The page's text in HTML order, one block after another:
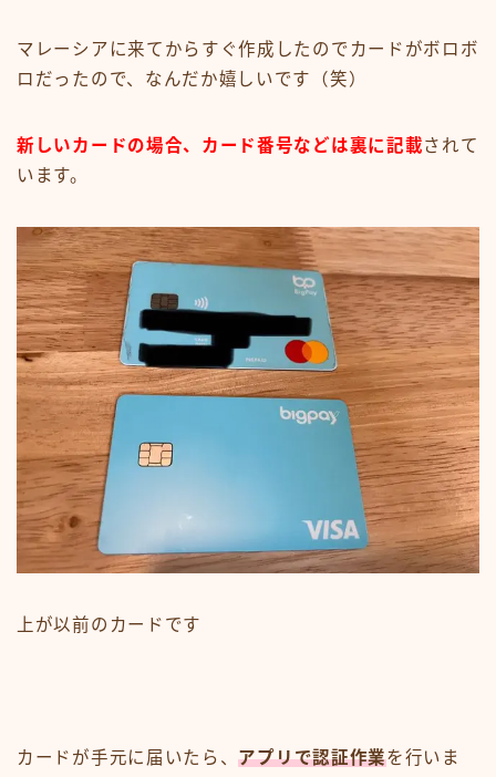
マレーシアに来てからすぐ作成したのでカードがボロボ
ロだったので、なんだか嬉しいです（笑）
新しいカードの場合、カード番号などは裏に記載されて
います。
上が以前のカードです
カードが手元に届いたら、アプリで認証作業を行いま